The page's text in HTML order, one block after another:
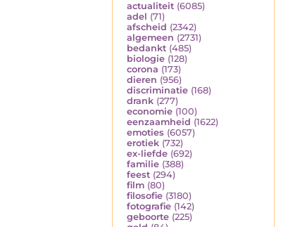
actualiteit (6085)
adel (71)
afscheid (2342)
algemeen (2731)
bedankt (485)
biologie (128)
corona (173)
dieren (956)
discriminatie (168)
drank (277)
economie (100)
eenzaamheid (1622)
emoties (6057)
erotiek (732)
ex-liefde (692)
familie (388)
feest (294)
film (80)
filosofie (3180)
fotografie (142)
geboorte (225)